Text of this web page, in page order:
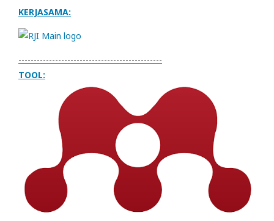
KERJASAMA:
-----------------------------------------------
TOOL: